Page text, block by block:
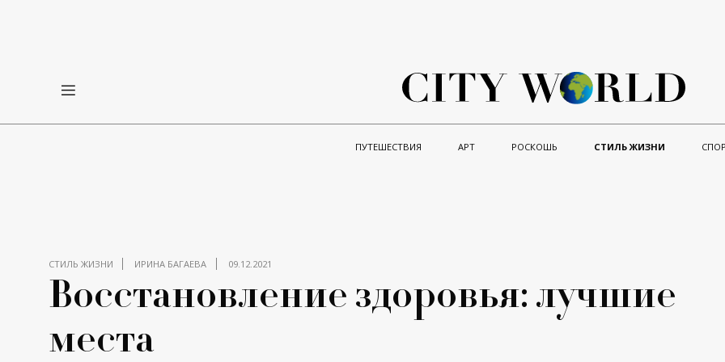
ПУТЕШЕСТВИЯ АРТ РОСКОШЬ СТИЛЬ ЖИЗНИ
СТИЛЬ ЖИЗНИ ИРИНА БАГАЕВА 09.12.2021
Восстановление здоровья: лучшие
места